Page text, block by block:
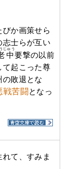
か画策せら
志士らが互い
中
じゅう
要撃の以前
て起こった尊
の敗退とな
戦苦闘 となっ
て、すみま